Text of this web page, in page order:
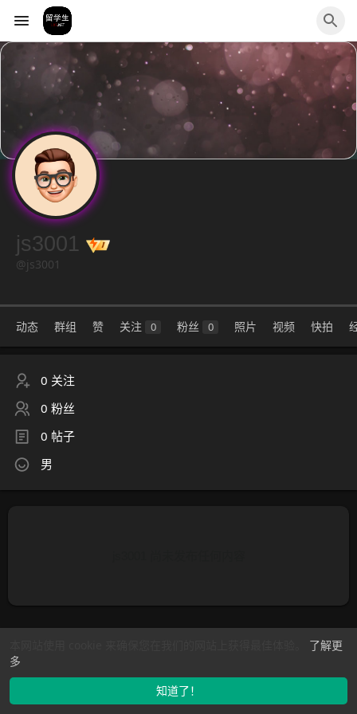
了解更
多
知道了！
js3001
@js3001
动态 群组 赞 关注 0 粉丝 0 照片 视频 快拍
0 关注
0 粉丝
0 帖子
男
发布